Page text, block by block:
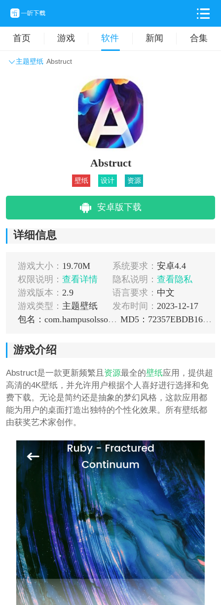
首页 游戏 软件 新闻 合集
主题壁纸 Abstruct
主题壁纸 旅游出行
拍摄美化 时尚购物
Abstruct
壁纸 设计 资源
安卓版下载
详细信息
游戏大小： 19.70M 系统要求： 安卓4.4
权限说明： 查看详情 隐私说明： 查看隐私
游戏版本： 2.9 语言要求： 中文
游戏类型： 主题壁纸 发布时间： 2023-12-17
包名：com.hampusolsson.abstruct
MD5：72357EBDB1635BF94F1DCF20C18E8605
游戏介绍
Abstruct是一款更新频繁且 资源最全的壁纸应用，提供超
高清的4K壁纸，并允许用户根据个人喜好进行选择和免
费下载。无论是简约还是抽象的梦幻风格，这款应用都
能为用户的桌面打造出独特的个性化效果。所有壁纸都
由获奖艺术家创作。